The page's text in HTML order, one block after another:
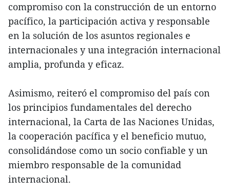
compromiso con la construcción de un entorno
pacífico, la participación activa y responsable
en la solución de los asuntos regionales e
internacionales y una integración internacional
amplia, profunda y eficaz.
Asimismo, reiteró el compromiso del país con
los principios fundamentales del derecho
internacional, la Carta de las Naciones Unidas,
la cooperación pacífica y el beneficio mutuo,
consolidándose como un socio confiable y un
miembro responsable de la comunidad
internacional.